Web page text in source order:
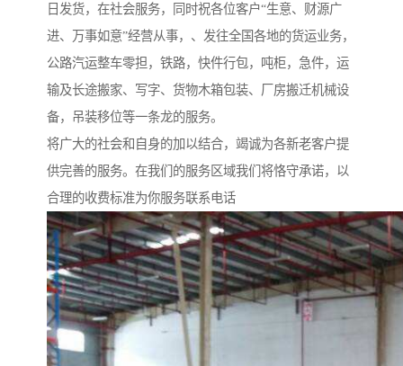
日发货，在社会服务，同时祝各位客户“生意、财源广
进、万事如意”经营从事，、发往全国各地的货运业务，
公路汽运整车零担，铁路，快件行包，吨柜，急件，运
输及长途搬家、写字、货物木箱包装、厂房搬迁机械设
备，吊装移位等一条龙的服务。
将广大的社会和自身的加以结合，竭诚为各新老客户提
供完善的服务。在我们的服务区域我们将恪守承诺，以
合理的收费标准为你服务联系电话